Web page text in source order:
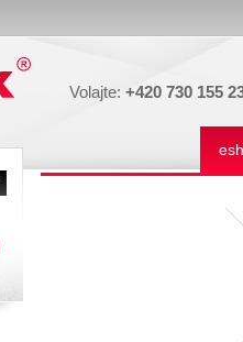
Volajte: +420 730 155